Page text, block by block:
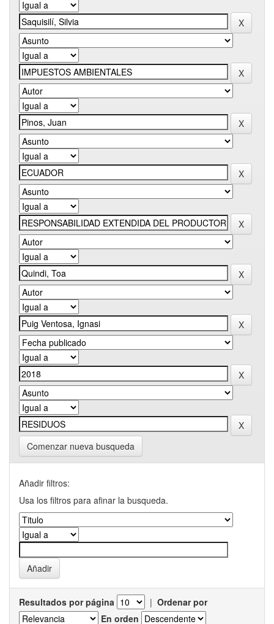
Comenzar nueva busqueda
Añadir filtros:
Usa los filtros para afinar la busqueda.
Resultados por página | Ordenar por
En orden